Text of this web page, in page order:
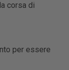
corsa di
per essere